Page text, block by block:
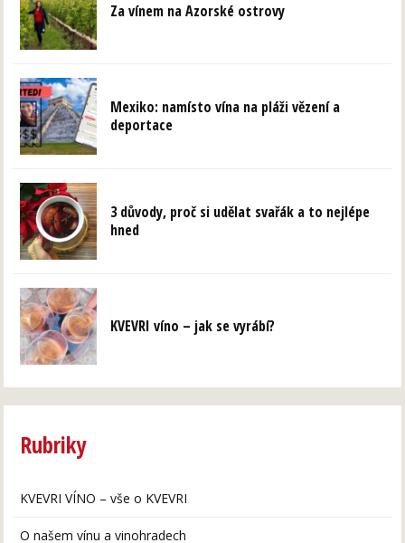
Za vínem na Azorské ostrovy
Mexiko: namísto vína na pláži vězení a
deportace
3 důvody, proč si udělat svařák a to nejlépe
hned
KVEVRI víno – jak se vyrábí?
Rubriky
KVEVRI VÍNO – vše o KVEVRI
O našem vínu a vinohradech